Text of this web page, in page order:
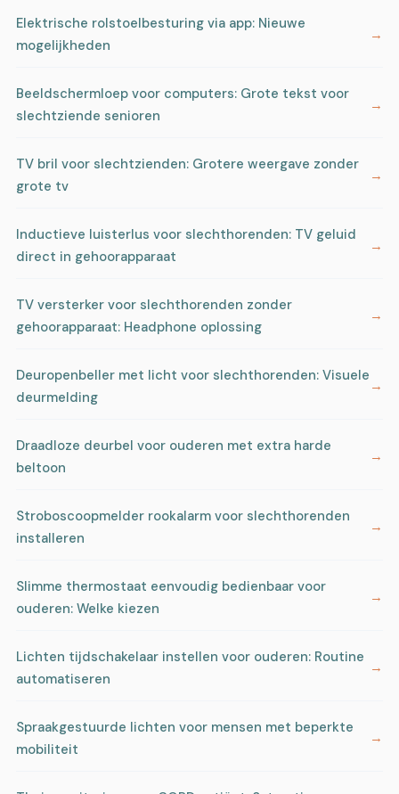
Elektrische rolstoelbesturing via app: Nieuwe
mogelijkheden
Beeldschermloep voor computers: Grote tekst voor
slechtziende senioren
TV bril voor slechtzienden: Grotere weergave zonder
grote tv
Inductieve luisterlus voor slechthorenden: TV geluid
direct in gehoorapparaat
TV versterker voor slechthorenden zonder
gehoorapparaat: Headphone oplossing
Deuropenbeller met licht voor slechthorenden: Visuele
deurmelding
Draadloze deurbel voor ouderen met extra harde
beltoon
Stroboscoopmelder rookalarm voor slechthorenden
installeren
Slimme thermostaat eenvoudig bedienbaar voor
ouderen: Welke kiezen
Lichten tijdschakelaar instellen voor ouderen: Routine
automatiseren
Spraakgestuurde lichten voor mensen met beperkte
mobiliteit